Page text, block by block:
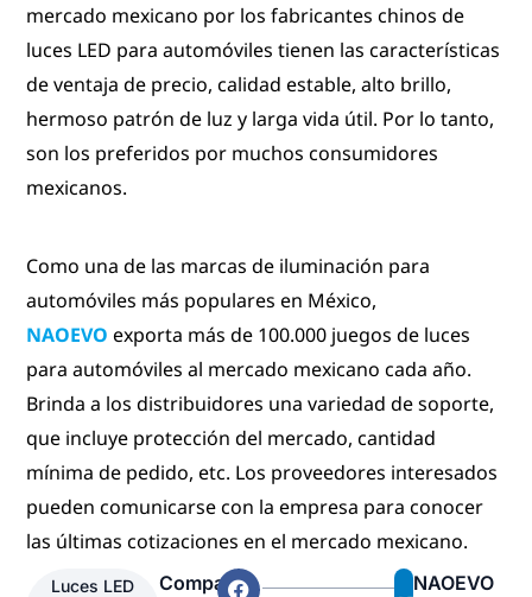
mercado mexicano por los fabricantes chinos de
luces LED para automóviles tienen las características
de ventaja de precio, calidad estable, alto brillo,
hermoso patrón de luz y larga vida útil. Por lo tanto,
son los preferidos por muchos consumidores
mexicanos.
Como una de las marcas de iluminación para
automóviles más populares en México,
NAOEVO exporta más de 100.000 juegos de luces
para automóviles al mercado mexicano cada año.
Brinda a los distribuidores una variedad de soporte,
que incluye protección del mercado, cantidad
mínima de pedido, etc. Los proveedores interesados
pueden comunicarse con la empresa para conocer
las últimas cotizaciones en el mercado mexicano.
Luces LED
Compartir
NAOEVO